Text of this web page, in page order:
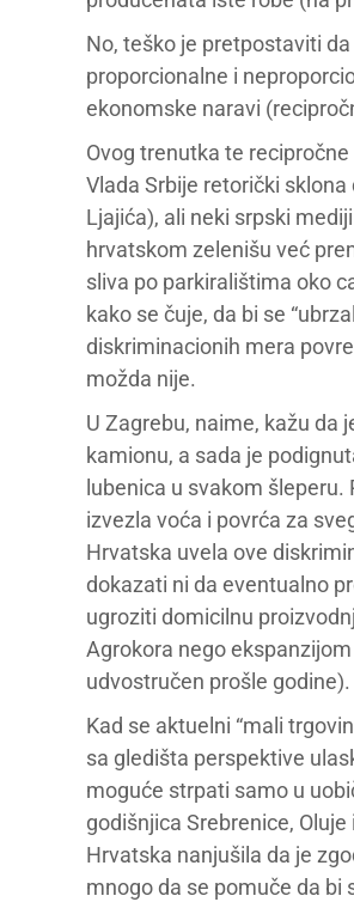
No, teško je pretpostaviti
proporcionalne i
ekonomske naravi
Ovog trenutka te
Vlada Srbije retorički
Ljajića), ali neki srpski
hrvatskom zelenišu već
sliva po parkiralištima oko
kako se čuje, da bi se
diskriminacionih mera
možda nije.
U Zagrebu, naime, kažu da
kamionu, a sada je
lubenica u svakom
izvezla voća i povrća za
Hrvatska uvela ove
dokazati ni da eventualno
ugroziti domicilnu
Agrokora nego
udvostručen prošle godine).
Kad se aktuelni “mali
sa gledišta perspektive
moguće strpati samo u
godišnjica Srebrenice,
Hrvatska nanjušila da je
mnogo da se pomuče da bi